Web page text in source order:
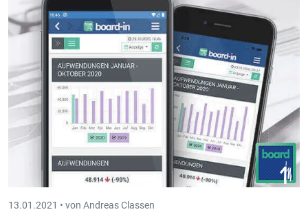
13.01.2021 • von Andreas Classen